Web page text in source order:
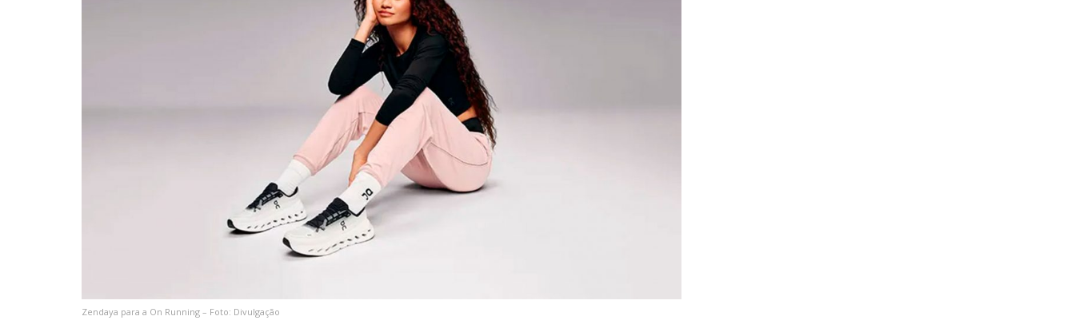
Zendaya para a On Running – Foto: Divulgação